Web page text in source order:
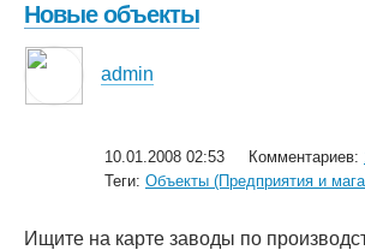
Новые объекты
admin
10.01.2008 02:53 Комментариев:
Теги: Объекты (Предприятия и
Ищите на карте заводы по